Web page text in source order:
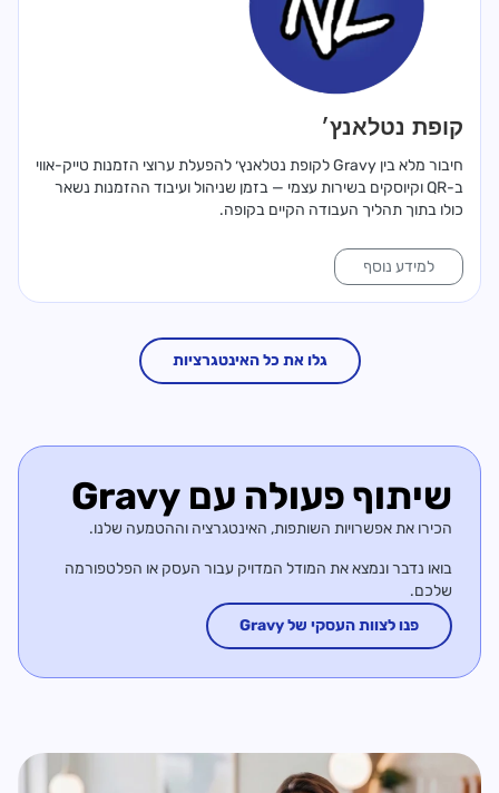
קופת נטלאנץ׳
חיבור מלא בין Gravy לקופת נטלאנץ׳ להפעלת ערוצי הזמנות טייק-אווי
ב-QR וקיוסקים בשירות עצמי — בזמן שניהול ועיבוד ההזמנות נשאר
כולו בתוך תהליך העבודה הקיים בקופה.
למידע נוסף
גלו את כל האינטגרציות
שיתוף פעולה עם Gravy
הכירו את אפשרויות השותפות, האינטגרציה וההטמעה שלנו.
בואו נדבר ונמצא את המודל המדויק עבור העסק או הפלטפורמה
שלכם.
פנו לצוות העסקי של Gravy